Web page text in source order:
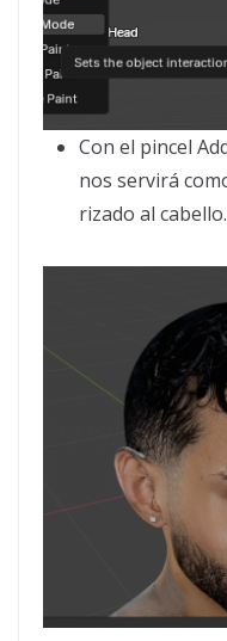
Con el pincel
nos servirá
rizado al cabello.